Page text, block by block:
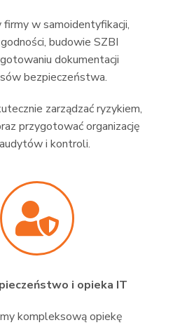
w samoidentyfikacji,
budowie SZBI
dokumentacji
bezpieczeństwa.
zarządzać ryzykiem,
przygotować organizację
i kontroli.
i opieka IT
kompleksową opiekę